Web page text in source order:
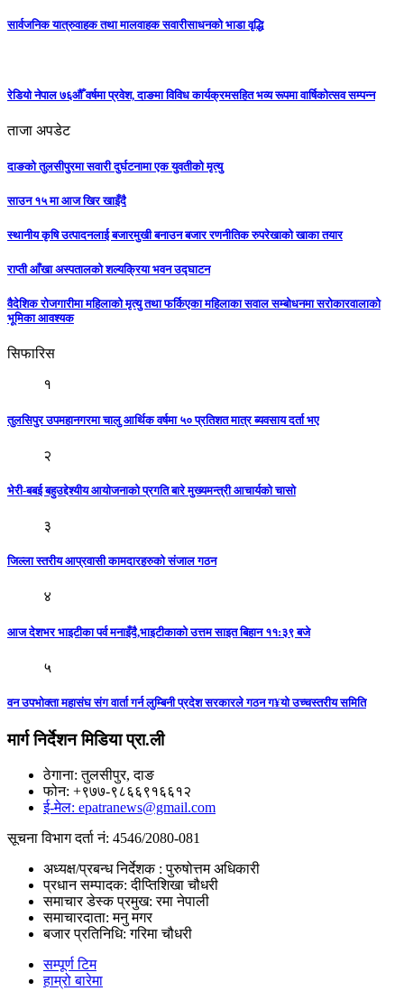
सार्वजनिक यात्रुवाहक तथा मालवाहक सवारीसाधनको भाडा वृद्धि
रेडियो नेपाल ७६औँ वर्षमा प्रवेश, दाङमा विविध कार्यक्रमसहित भव्य रूपमा वार्षिकोत्सव सम्पन्न
ताजा अपडेट
दाङको तुलसीपुरमा सवारी दुर्घटनामा एक युवतीको मृत्यु
साउन १५ मा आज खिर खाइँदै
स्थानीय कृषि उत्पादनलाई बजारमुखी बनाउन बजार रणनीतिक रुपरेखाको खाका तयार
राप्ती आँखा अस्पतालको शल्यक्रिया भवन उद्घाटन
वैदेशिक रोजगारीमा महिलाको मृत्यु तथा फर्किएका महिलाका सवाल सम्बोधनमा सरोकारवालाको
भूमिका आवश्यक
सिफारिस
१
तुलसिपुर उपमहानगरमा चालु आर्थिक वर्षमा ५० प्रतिशत मात्र ब्यवसाय दर्ता भए
२
भेरी-बबई बहुउद्देश्यीय आयाेजनाकाे प्रगति बारे मुख्यमन्त्री आचार्यकाे चासाे
३
जिल्ला स्तरीय आप्रवासी कामदारहरुको संजाल गठन
४
आज देशभर भाइटीका पर्व मनाइँदै,भाइटीकाको उत्तम साइत बिहान ११:३९ बजे
५
वन उपभोक्ता महासंघ संग वार्ता गर्न लुम्बिनी प्रदेश सरकारले गठन ग¥यो उच्चस्तरीय समिति
मार्ग निर्देशन मिडिया प्रा.ली
ठेगाना: तुलसीपुर, दाङ
फोन: +९७७-९८६६९१६६१२
ई-मेल: epatranews@gmail.com
सूचना विभाग दर्ता नं: 4546/2080-081
अध्यक्ष/प्रबन्ध निर्देशक : पुरुषोत्तम अधिकारी
प्रधान सम्पादक: दीप्तिशिखा चौधरी
समाचार डेस्क प्रमुख: रमा नेपाली
समाचारदाता: मनु मगर
बजार प्रतिनिधि: गरिमा चौधरी
सम्पूर्ण टिम
हाम्रो बारेमा